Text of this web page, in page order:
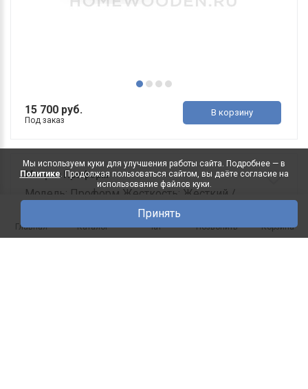
15 700 руб.
Под заказ
В корзину
Матрас Проформ
Модель: Проформ Жесткость: Жесткий /
Среднежесткий Высота: ..
Мы используем куки для улучшения работы сайта. Подробнее — в
Политике. Продолжая пользоваться сайтом, вы даёте согласие на
использование файлов куки.
Принять
Главная Каталог Чат Позвонить Корзина